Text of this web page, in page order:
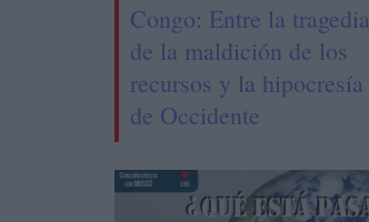
Congo: Entre la tragedia
de la maldición de los
recursos y la hipocresía
de Occidente